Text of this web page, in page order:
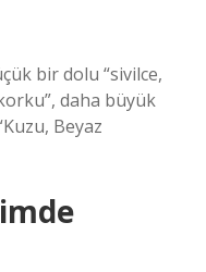
bir dolu “sivilce,
daha büyük
Beyaz